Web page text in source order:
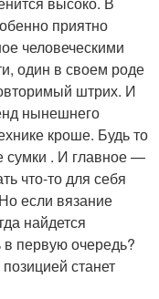
приятно
человеческими
один в своем роде
штрих. И
нынешнего
кроше. Будь то
сумки . И главное —
что-то для себя
если вязание
найдется
первую очередь?
станет